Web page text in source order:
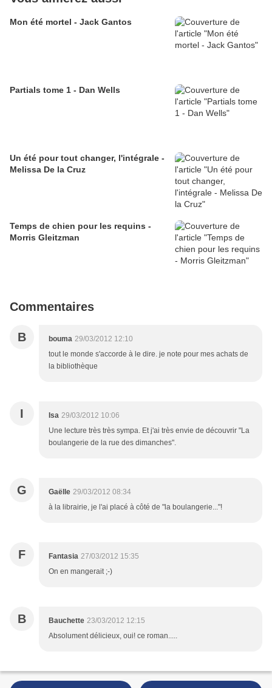
Mon été mortel - Jack Gantos
Partials tome 1 - Dan Wells
Un été pour tout changer, l'intégrale -
Melissa De la Cruz
Temps de chien pour les requins -
Morris Gleitzman
Commentaires
B bouma 29/03/2012 12:10
tout le monde s'accorde à le dire. je note pour mes achats de
la bibliothèque
I Isa 29/03/2012 10:06
Une lecture très très sympa. Et j'ai très envie de découvrir "La
boulangerie de la rue des dimanches".
G Gaëlle 29/03/2012 08:34
à la librairie, je l'ai placé à côté de "la boulangerie..."!
F Fantasia 27/03/2012 15:35
On en mangerait ;-)
B Bauchette 23/03/2012 12:15
Absolument délicieux, oui! ce roman.....